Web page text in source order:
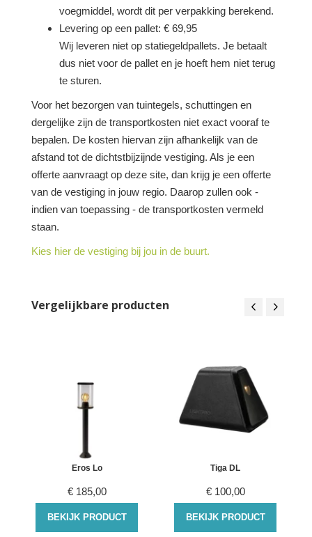
voegmiddel, wordt dit per verpakking berekend.
Levering op een pallet: € 69,95
Wij leveren niet op statiegeldpallets. Je betaalt
dus niet voor de pallet en je hoeft hem niet terug
te sturen.
Voor het bezorgen van tuintegels, schuttingen en
dergelijke zijn de transportkosten niet exact vooraf te
bepalen. De kosten hiervan zijn afhankelijk van de
afstand tot de dichtstbijzijnde vestiging. Als je een
offerte aanvraagt op deze site, dan krijg je een offerte
van de vestiging in jouw regio. Daarop zullen ook -
indien van toepassing - de transportkosten vermeld
staan.
Kies hier de vestiging bij jou in de buurt.
Vergelijkbare producten
Eros Lo
€ 185,00
BEKIJK PRODUCT
Tiga DL
€ 100,00
BEKIJK PRODUCT